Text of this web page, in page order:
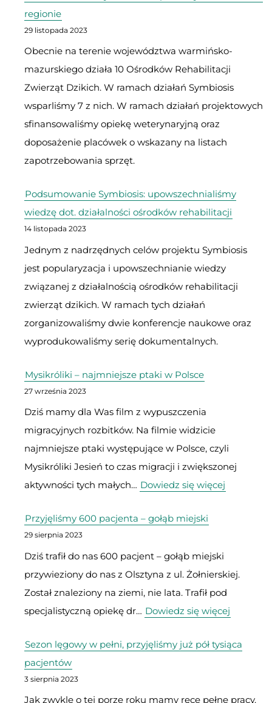
regionie
29 listopada 2023
Obecnie na terenie województwa warmińsko-
mazurskiego działa 10 Ośrodków Rehabilitacji
Zwierząt Dzikich. W ramach działań Symbiosis
wsparliśmy 7 z nich. W ramach działań projektowych
sfinansowaliśmy opiekę weterynaryjną oraz
doposażenie placówek o wskazany na listach
zapotrzebowania sprzęt.
Podsumowanie Symbiosis: upowszechnialiśmy
wiedzę dot. działalności ośrodków rehabilitacji
14 listopada 2023
Jednym z nadrzędnych celów projektu Symbiosis
jest popularyzacja i upowszechnianie wiedzy
związanej z działalnością ośrodków rehabilitacji
zwierząt dzikich. W ramach tych działań
zorganizowaliśmy dwie konferencje naukowe oraz
wyprodukowaliśmy serię dokumentalnych.
Mysikróliki – najmniejsze ptaki w Polsce
27 września 2023
Dziś mamy dla Was film z wypuszczenia
migracyjnych rozbitków. Na filmie widzicie
najmniejsze ptaki występujące w Polsce, czyli
Mysikróliki Jesień to czas migracji i zwiększonej
aktywności tych małych… Dowiedz się więcej
w
Polsce
Przyjęliśmy 600 pacjenta – gołąb miejski
29 sierpnia 2023
Dziś trafił do nas 600 pacjent – gołąb miejski
przywieziony do nas z Olsztyna z ul. Żołnierskiej.
Został znaleziony na ziemi, nie lata. Trafił pod
specjalistyczną opiekę dr… Dowiedz się więcej
600
Sezon lęgowy w pełni, przyjęliśmy już pół tysiąca
pacjentów
3 sierpnia 2023
Jak zwykle o tej porze roku mamy ręce pełne pracy.